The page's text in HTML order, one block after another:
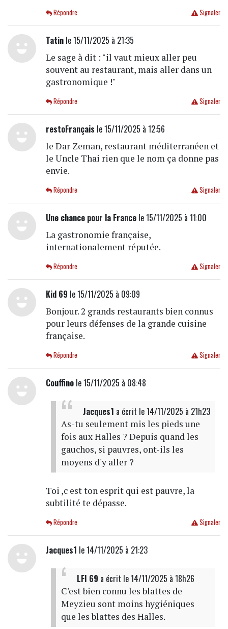
Signaler
Répondre
Tatinle 15/11/2025 à 21:35
Le sage à dit : "il vaut mieux aller peu
souvent au restaurant, mais aller dans un
gastronomique !"
Signaler
Répondre
restoFrançais le 15/11/2025 à 12:56
le Dar Zeman, restaurant méditerranéen et
le Uncle Thai rien que le nom ça donne pas
envie.
Signaler
Répondre
Une chance pour la Francele 15/11/2025 à 11:00
La gastronomie française,
internationalement réputée.
Signaler
Répondre
Kid 69 le 15/11/2025 à 09:09
Bonjour. 2 grands restaurants bien connus
pour leurs défenses de la grande cuisine
française.
Signaler
Répondre
Couffinole 15/11/2025 à 08:48
Jacques1 a écrit le 14/11/2025 à 21h23
As-tu seulement mis les pieds une
fois aux Halles ? Depuis quand les
gauchos, si pauvres, ont-ils les
moyens d'y aller ?
Toi ,c est ton esprit qui est pauvre, la
subtilité te dépasse.
Signaler
Répondre
Jacques1 le 14/11/2025 à 21:23
LFI 69 a écrit le 14/11/2025 à 18h26
C'est bien connu les blattes de
Meyzieu sont moins hygiéniques
que les blattes des Halles.